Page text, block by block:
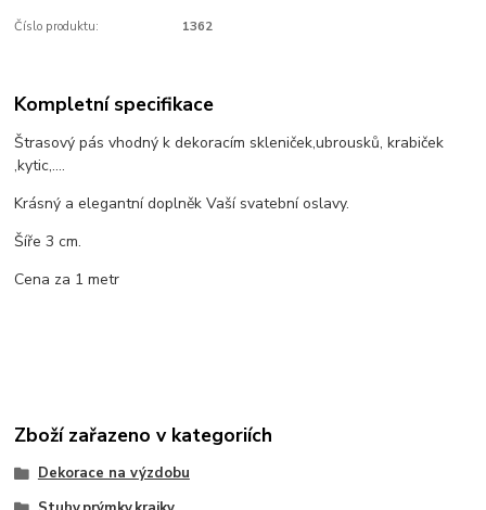
Číslo produktu: 1362
Kompletní specifikace
Štrasový pás vhodný k dekoracím skleniček,ubrousků, krabiček
,kytic,....
Krásný a elegantní doplněk Vaší svatební oslavy.
Šíře 3 cm.
Cena za 1 metr
Zboží zařazeno v kategoriích
Dekorace na výzdobu